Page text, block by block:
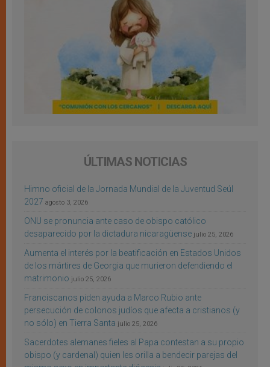
ÚLTIMAS NOTICIAS
Himno oficial de la Jornada Mundial de la Juventud Seúl
2027 agosto 3, 2026
ONU se pronuncia ante caso de obispo católico
desaparecido por la dictadura nicaragüense julio 25, 2026
Aumenta el interés por la beatificación en Estados Unidos
de los mártires de Georgia que murieron defendiendo el
matrimonio julio 25, 2026
Franciscanos piden ayuda a Marco Rubio ante
persecución de colonos judíos que afecta a cristianos (y
no sólo) en Tierra Santa julio 25, 2026
Sacerdotes alemanes fieles al Papa contestan a su propio
obispo (y cardenal) quien les orilla a bendecir parejas del